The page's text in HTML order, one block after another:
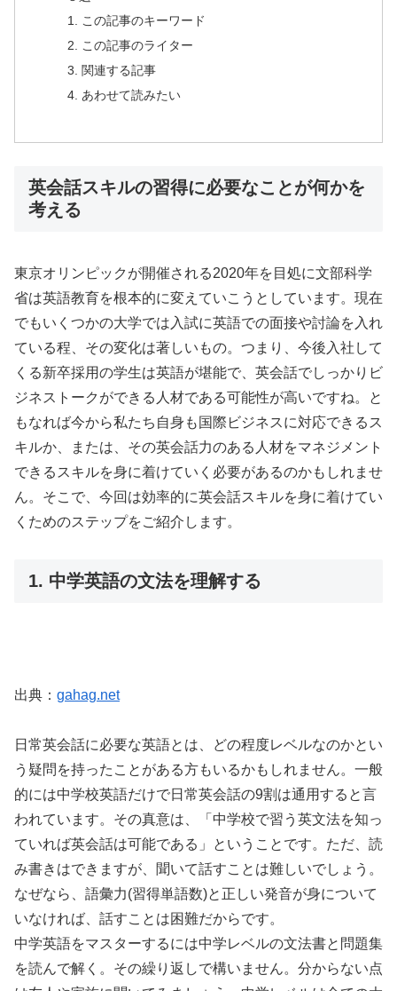
この記事のキーワード
この記事のライター
関連する記事
あわせて読みたい
英会話スキルの習得に必要なことが何かを
考える
東京オリンピックが開催される2020年を目処に文部科学
省は英語教育を根本的に変えていこうとしています。現在
でもいくつかの大学では入試に英語での面接や討論を入れ
ている程、その変化は著しいもの。つまり、今後入社して
くる新卒採用の学生は英語が堪能で、英会話でしっかりビ
ジネストークができる人材である可能性が高いですね。と
もなれば今から私たち自身も国際ビジネスに対応できるス
キルか、または、その英会話力のある人材をマネジメント
できるスキルを身に着けていく必要があるのかもしれませ
ん。そこで、今回は効率的に英会話スキルを身に着けてい
くためのステップをご紹介します。
1. 中学英語の文法を理解する
出典： gahag.net
日常英会話に必要な英語とは、どの程度レベルなのかとい
う疑問を持ったことがある方もいるかもしれません。一般
的には中学校英語だけで日常英会話の9割は通用すると言
われています。その真意は、「中学校で習う英文法を知っ
ていれば英会話は可能である」ということです。ただ、読
み書きはできますが、聞いて話すことは難しいでしょう。
なぜなら、語彙力(習得単語数)と正しい発音が身について
いなければ、話すことは困難だからです。
中学英語をマスターするには中学レベルの文法書と問題集
を読んで解く。その繰り返しで構いません。分からない点